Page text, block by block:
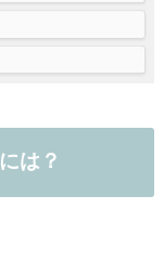
は？